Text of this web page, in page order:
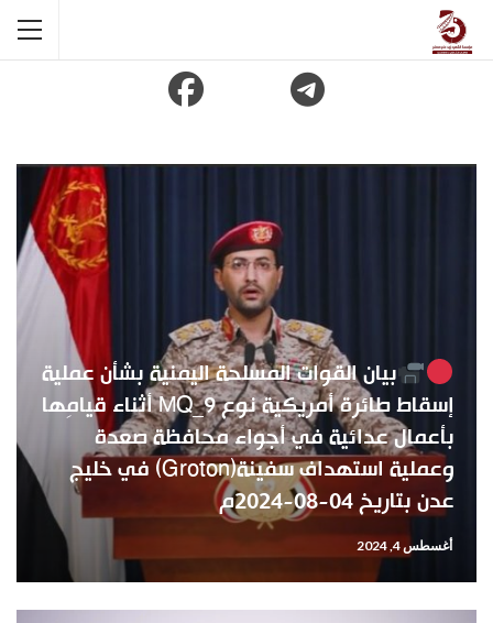
بيان القوات المسلحة اليمنية بشأن عملية
إسقاط طائرة أمريكية نوع MQ_9 أثناء قيامِها
بأعمال عدائية في أجواء محافظة صعدة
وعملية استهداف سفينة(Groton) في خليج
عدن بتاريخ 04-08-2024م
أغسطس 4, 2024